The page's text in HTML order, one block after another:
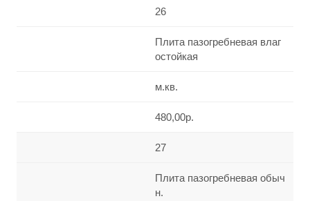
26
Плита пазогребневая влаг
остойкая
м.кв.
480,00р.
27
Плита пазогребневая обыч
н.